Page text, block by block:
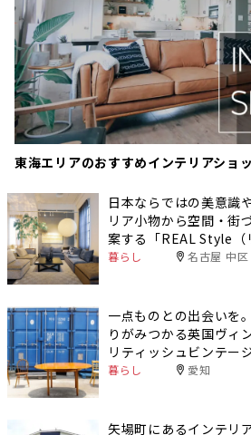
東海エリアのおすすめインテリアショ
日本ならではの美意識
リア小物から空間・街
案する「REAL Style（
暮らし 名古屋 中区
一点ものとの出会いを
りがみつかる英国ヴィ
リティッシュビンテージ
暮らし 愛知
矢場町にあるインテリ